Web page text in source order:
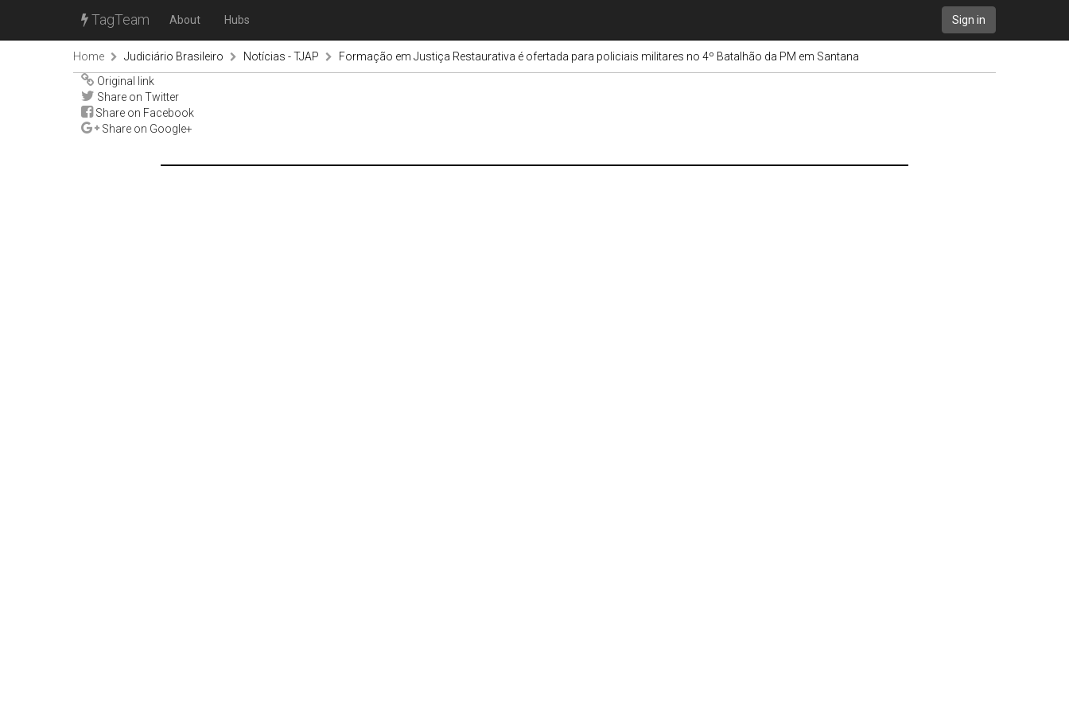
TagTeam About Hubs Sign in
Home Judiciário Brasileiro Notícias - TJAP
Formação em Justiça Restaurativa é ofertada para policiais militares no 4º Batalhão da PM em Santana
Original link
Share on Twitter
Share on Facebook
Share on Google+